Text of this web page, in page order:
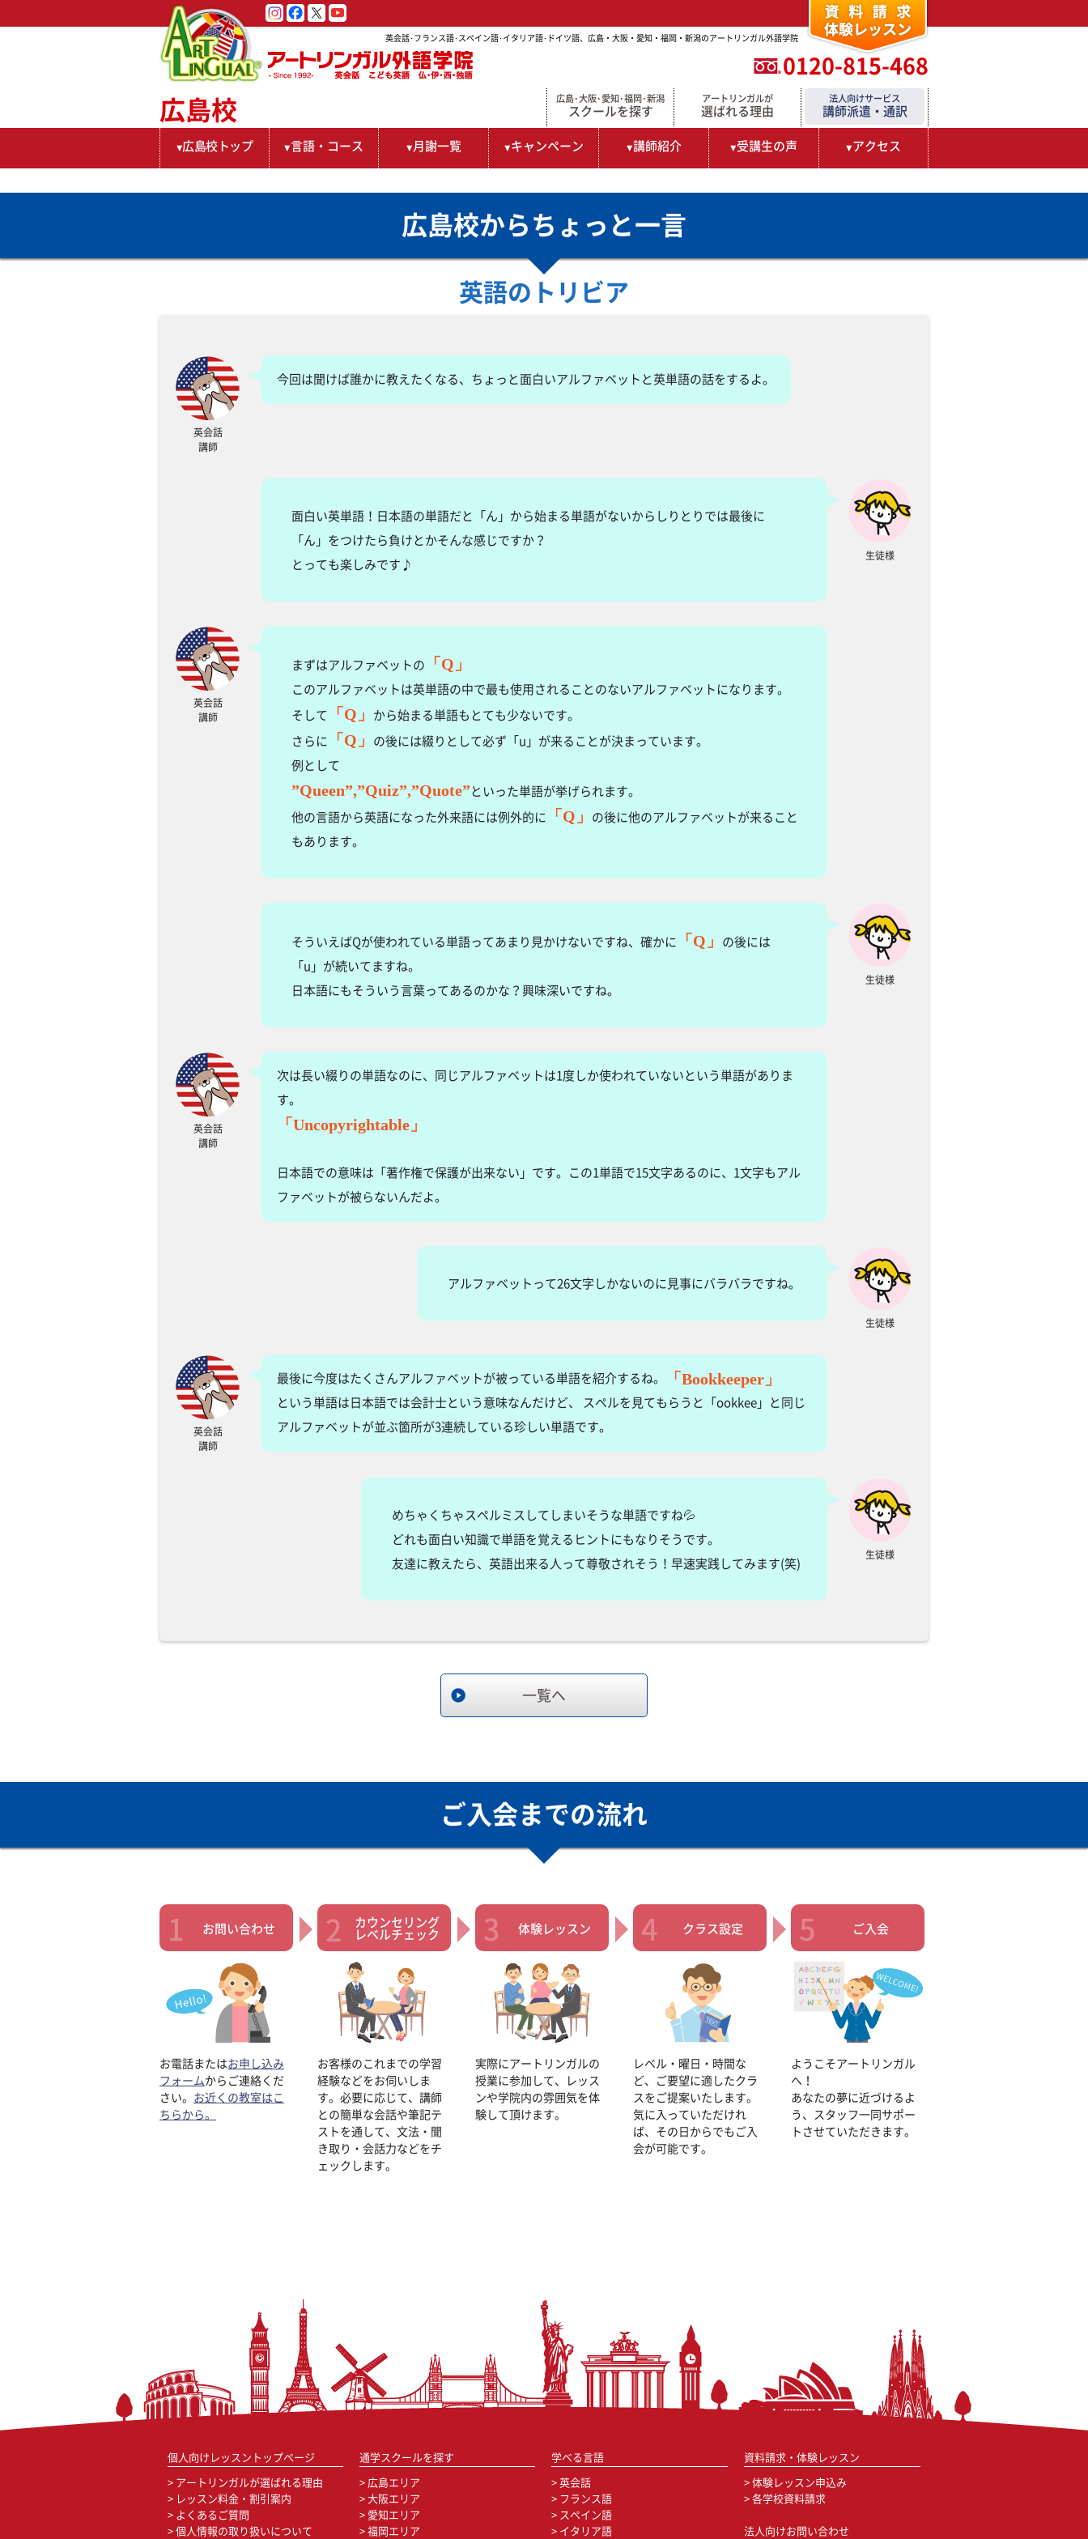
英会話･フランス語･スペイン語･イタリア語･ドイツ語、広島・大阪・愛知・福岡・新潟のアートリンガル外語学院
0120-815-468
広島･大阪･愛知･福岡･新潟
スクールを探す
アートリンガルが
選ばれる理由
法人向けサービス
講師派遣・通訳
広島校
広島校トップ 言語・コース 月謝一覧 キャンペーン 講師紹介 受講生の声 アクセス
広島校からちょっと一言
英語のトリビア
英会話
講師
今回は聞けば誰かに教えたくなる、ちょっと面白いアルファベットと英単語の話をするよ。
生徒様
面白い英単語！日本語の単語だと「ん」から始まる単語がないからしりとりでは最後に
「ん」をつけたら負けとかそんな感じですか？
とっても楽しみです♪
英会話
講師
まずはアルファベットの 「Q」
このアルファベットは英単語の中で最も使用されることのないアルファベットになります。
そして 「Q」 から始まる単語もとても少ないです。
さらに 「Q」
の後には綴りとして必ず「u」が来ることが決まっています。
例として
”Queen”,”Quiz”,”Quote” といった単語が挙げられます。
他の言語から英語になった外来語には例外的に 「Q」
の後に他のアルファベットが来ること
もあります。
生徒様
そういえばQが使われている単語ってあまり見かけないですね、確かに 「Q」
の後には
「u」が続いてますね。
日本語にもそういう言葉ってあるのかな？興味深いですね。
英会話
講師
次は長い綴りの単語なのに、同じアルファベットは1度しか使われていないという単語がありま
す。
「Uncopyrightable」
日本語での意味は「著作権で保護が出来ない」です。この1単語で15文字あるのに、1文字もアル
ファベットが被らないんだよ。
生徒様
アルファベットって26文字しかないのに見事にバラバラですね。
英会話
講師
最後に今度はたくさんアルファベットが被っている単語を紹介するね。 「Bookkeeper」
という単語は日本語では会計士という意味なんだけど、 スペルを見てもらうと「ookkee」と同じ
アルファベットが並ぶ箇所が3連続している珍しい単語です。
生徒様
めちゃくちゃスペルミスしてしまいそうな単語ですね💦
どれも面白い知識で単語を覚えるヒントにもなりそうです。
友達に教えたら、英語出来る人って尊敬されそう！早速実践してみます(笑)
一覧へ
ご入会までの流れ
お問い合わせ
お電話またはお申し込み
フォームからご連絡くだ
さい。 お近くの教室はこ
ちらから。
カウンセリング
レベルチェック
お客様のこれまでの学習
経験などをお伺いしま
す。必要に応じて、講師
との簡単な会話や筆記テ
ストを通して、文法・聞
き取り・会話力などをチ
ェックします。
体験レッスン
実際にアートリンガルの
授業に参加して、レッス
ンや学院内の雰囲気を体
験して頂けます。
クラス設定
レベル・曜日・時間な
ど、ご要望に適したクラ
スをご提案いたします。
気に入っていただけれ
ば、その日からでもご入
会が可能です。
ご入会
ようこそアートリンガル
へ！
あなたの夢に近づけるよ
う、スタッフ一同サポー
トさせていただきます。
個人向けレッスントップページ
アートリンガルが選ばれる理由
レッスン料金・割引案内
よくあるご質問
個人情報の取り扱いについて
通学スクールを探す
広島エリア
大阪エリア
愛知エリア
福岡エリア
学べる言語
英会話
フランス語
スペイン語
イタリア語
資料請求・体験レッスン
体験レッスン申込み
各学校資料請求
法人向けお問い合わせ